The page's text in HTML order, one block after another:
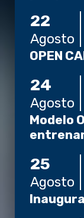
22
Agosto
OPEN
24
Agosto
Modelo
25
Agosto